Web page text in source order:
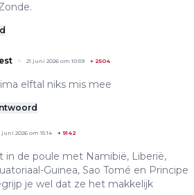
21 juni 2026 om 10:59 + 2504
elftal niks mis mee
juni 2026 om 15:14 + 9142
in de poule met Namibië, Liberië,
Guinea, Sao Tomé en Principe
je wel dat ze het makkelijk